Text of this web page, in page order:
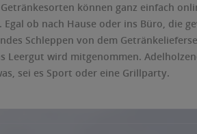
können ganz einfach
ob nach Hause oder ins Büro, die
Schleppen von dem
Leergut wird mitgenommen.
sei es Sport oder eine Grillparty.